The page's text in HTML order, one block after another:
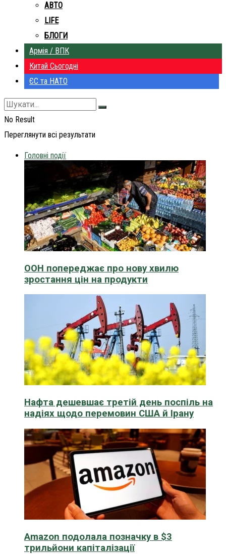
АВТО
LIFE
БЛОГИ
Армія / ВПК
Китай Сьогодні
ЄС та НАТО
No Result
Переглянути всі результати
Головні події
ООН попереджає про нову хвилю
зростання цін на продукти
Нафта дешевшає третій день поспіль на
надіях щодо перемовин США й Ірану
Amazon подолала позначку в $3
трильйони капіталізації